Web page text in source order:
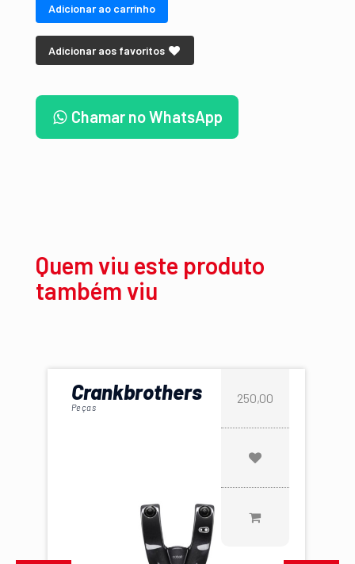
Adicionar ao carrinho
Adicionar aos favoritos
Chamar no WhatsApp
Quem viu este produto
também viu
Crankbrothers
Peças
250,00